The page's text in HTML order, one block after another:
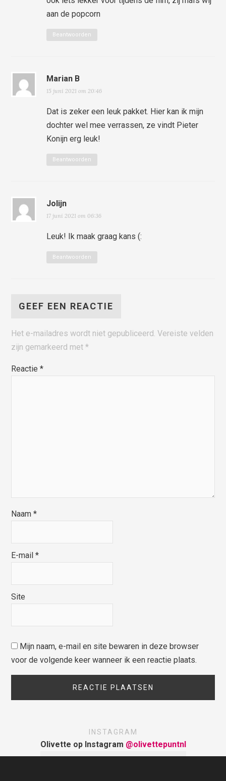
aan de popcorn
Beantwoorden
Marian B
15 juni 2021 om 20:46
Dat is zeker een leuk pakket. Hier kan ik mijn
dochter wel mee verrassen, ze vindt Pieter
Konijn erg leuk!
Beantwoorden
Jolijn
17 juni 2021 om 06:36
Leuk! Ik maak graag kans (:
Beantwoorden
GEEF EEN REACTIE
Het e-mailadres wordt niet gepubliceerd. Vereiste velden
zijn gemarkeerd met*
Reactie*
Naam*
E-mail*
Site
Mijn naam, e-mail en site bewaren in deze browser
voor de volgende keer wanneer ik een reactie plaats.
INSTAGRAM
Olivette op Instagram @olivettepuntnl